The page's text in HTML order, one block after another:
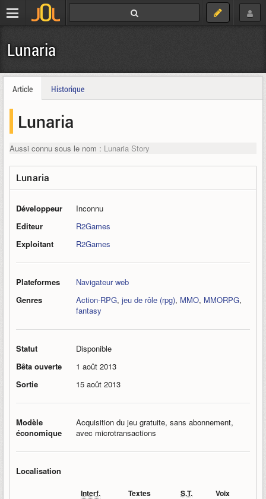
Lunaria
Article Historique
Lunaria
Aussi connu sous le nom : Lunaria Story
Lunaria
Développeur
Inconnu
Editeur
R2Games
Exploitant
R2Games
Plateformes
Navigateur web
Genres
Action-RPG, jeu de rôle (rpg), MMO, MMORPG,
fantasy
Statut
Disponible
Bêta ouverte
1 août 2013
Sortie
15 août 2013
Modèle
économique
Acquisition du jeu gratuite, sans abonnement,
avec microtransactions
Localisation
Interf. Textes S.T. Voix